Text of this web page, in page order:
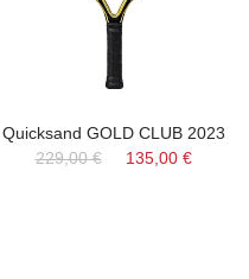
Quicksand GOLD CLUB 2023
229,00 €
135,00 €